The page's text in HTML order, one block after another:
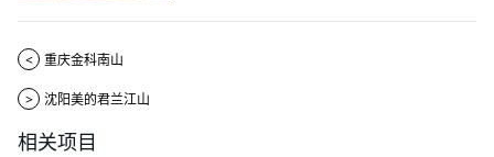
< 重庆金科南山
> 沈阳美的君兰江山
相关项目